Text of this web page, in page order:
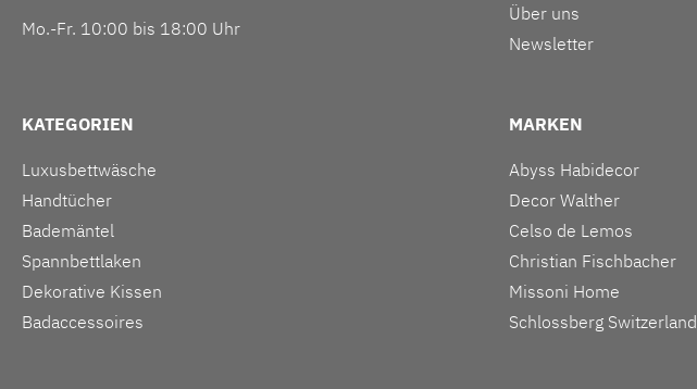
Mo.-Fr. 10:00 bis 18:00 Uhr
Über uns
Newsletter
KATEGORIEN
Luxusbettwäsche
Handtücher
Bademäntel
Spannbettlaken
Dekorative Kissen
Badaccessoires
MARKEN
Abyss Habidecor
Decor Walther
Celso de Lemos
Christian Fischbacher
Missoni Home
Schlossberg Switzerland